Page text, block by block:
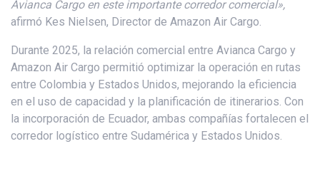
Avianca Cargo en este importante corredor comercial»,
afirmó Kes Nielsen, Director de Amazon Air Cargo.
Durante 2025, la relación comercial entre Avianca Cargo y
Amazon Air Cargo permitió optimizar la operación en rutas
entre Colombia y Estados Unidos, mejorando la eficiencia
en el uso de capacidad y la planificación de itinerarios. Con
la incorporación de Ecuador, ambas compañías fortalecen el
corredor logístico entre Sudamérica y Estados Unidos.